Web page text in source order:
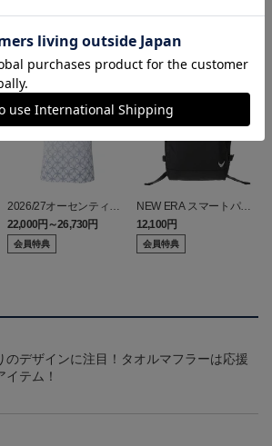
2026/27オーセンティッ
クユニフォーム(FP2nd/半
袖）
22,000円～26,730円
会員特典
NEW ERA スマートパッ
ク
12,100円
会員特典
のデザインに注目！タオルマフラーは応援
イテム！